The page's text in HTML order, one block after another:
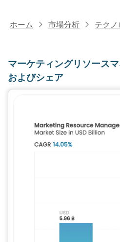
ホーム 市場分析 テク
マーケティングリソース
およびシェア